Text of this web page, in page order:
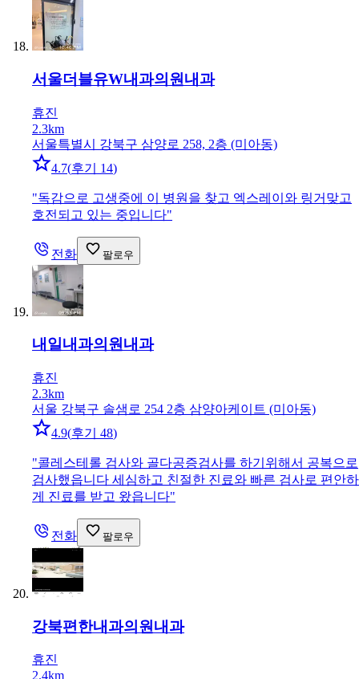
서울더블유W내과의원 내과
휴진
2.3km
서울특별시 강북구 삼양로 258, 2층 (미아동)
4.7(후기 14)
"독감으로 고생중에 이 병원을 찾고 엑스레이와 링거맞고
호전되고 있는 중입니다"
전화 팔로우
내일내과의원내과
휴진
2.3km
서울 강북구 솔샘로 254 2층 삼양아케이트 (미아동)
4.9(후기 48)
"콜레스테롤 검사와 골다공증검사를 하기위해서 공복으로
검사했읍니다 세심하고 친절한 진료와 빠른 검사로 편안하
게 진료를 받고 왔읍니다"
전화 팔로우
강북편한내과의원 내과
휴진
2.4km